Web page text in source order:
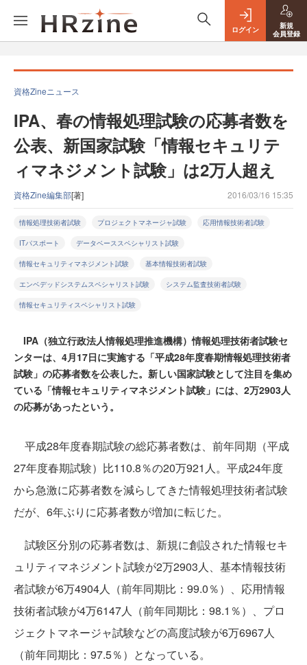
ログイン
新規
会員登録
資格Zineニュース
IPA、春の情報処理試験の応募者数を
公表、新国家試験「情報セキュリテ
ィマネジメント試験」は2万人超え
資格Zine編集部[著] 2016/03/16 15:35
情報処理技術者試験 プロジェクトマネージャ試験 応用情報技術者試験
ITパスポート データベーススペシャリスト試験
情報セキュリティマネジメント試験 基本情報技術者試験
エンベデッドシステムスペシャリスト試験 システム監査技術者試験
情報セキュリティスペシャリスト試験
IPA（独立行政法人情報処理推進機構）情報処理技術者試験セ
ンターは、4月17日に実施する「平成28年度春期情報処理技術者
試験」の応募者数を公表した。新しい国家試験として注目を集め
ている「情報セキュリティマネジメント試験」には、2万2903人
の応募があったという。
平成28年度春期試験の総応募者数は、前年同期（平成
27年度春期試験）比110.8％の20万921人。平成24年度
から急激に応募者数を減らしてきた情報処理技術者試験
だが、6年ぶりに応募者数が増加に転じた。
試験区分別の応募者数は、新規に創設された情報セキ
ュリティマネジメント試験が2万2903人、基本情報技術
者試験が6万4904人（前年同期比：99.0％）、応用情報
技術者試験が4万6147人（前年同期比：98.1％）、プロ
ジェクトマネージャ試験などの高度試験が6万6967人
（前年同期比：97.5％）となっている。